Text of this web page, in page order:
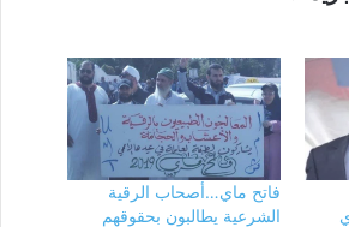
فاتح ماي…أصحاب الرقية
الشرعية يطالبون بحقوقهم